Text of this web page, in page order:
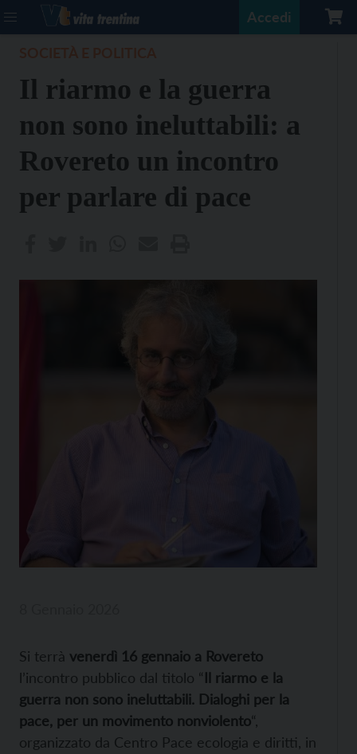
Accedi
Il riarmo e la guerra
non sono ineluttabili: a
Rovereto un incontro
per parlare di pace
Si terrà venerdì 16 gennaio a Rovereto
l’incontro pubblico dal titolo “Il riarmo e la
guerra non sono ineluttabili. Dialoghi per la
pace, per un movimento nonviolento“,
organizzato da Centro Pace ecologia e diritti, in